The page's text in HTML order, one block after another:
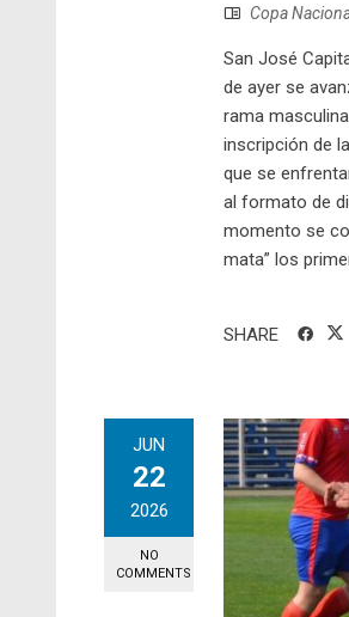
Copa
San José
de ayer se
rama
inscripción de
que se
al formato de
momento se
mata” los
SHARE
JUN
22
2026
NO
COMMENTS